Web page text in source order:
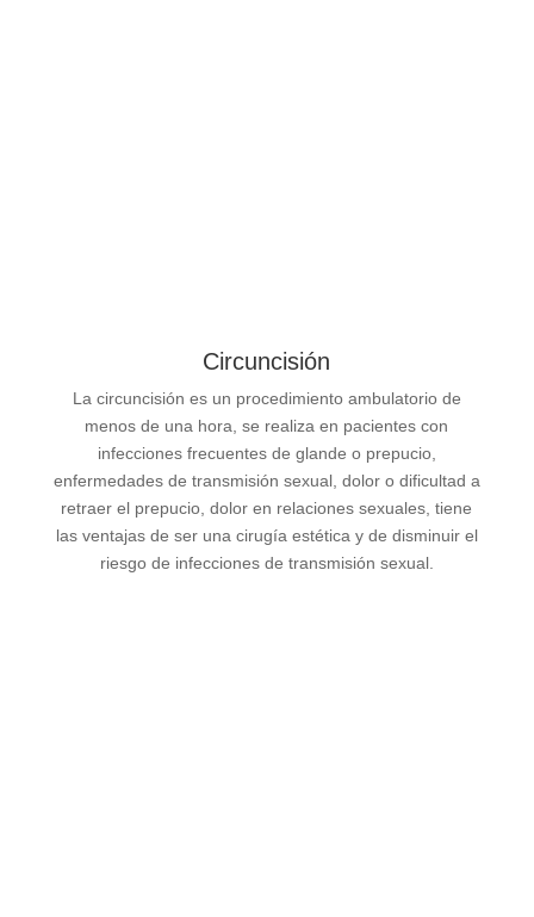
Circuncisión
La circuncisión es un procedimiento ambulatorio de
menos de una hora, se realiza en pacientes con
infecciones frecuentes de glande o prepucio,
enfermedades de transmisión sexual, dolor o dificultad a
retraer el prepucio, dolor en relaciones sexuales, tiene
las ventajas de ser una cirugía estética y de disminuir el
riesgo de infecciones de transmisión sexual.